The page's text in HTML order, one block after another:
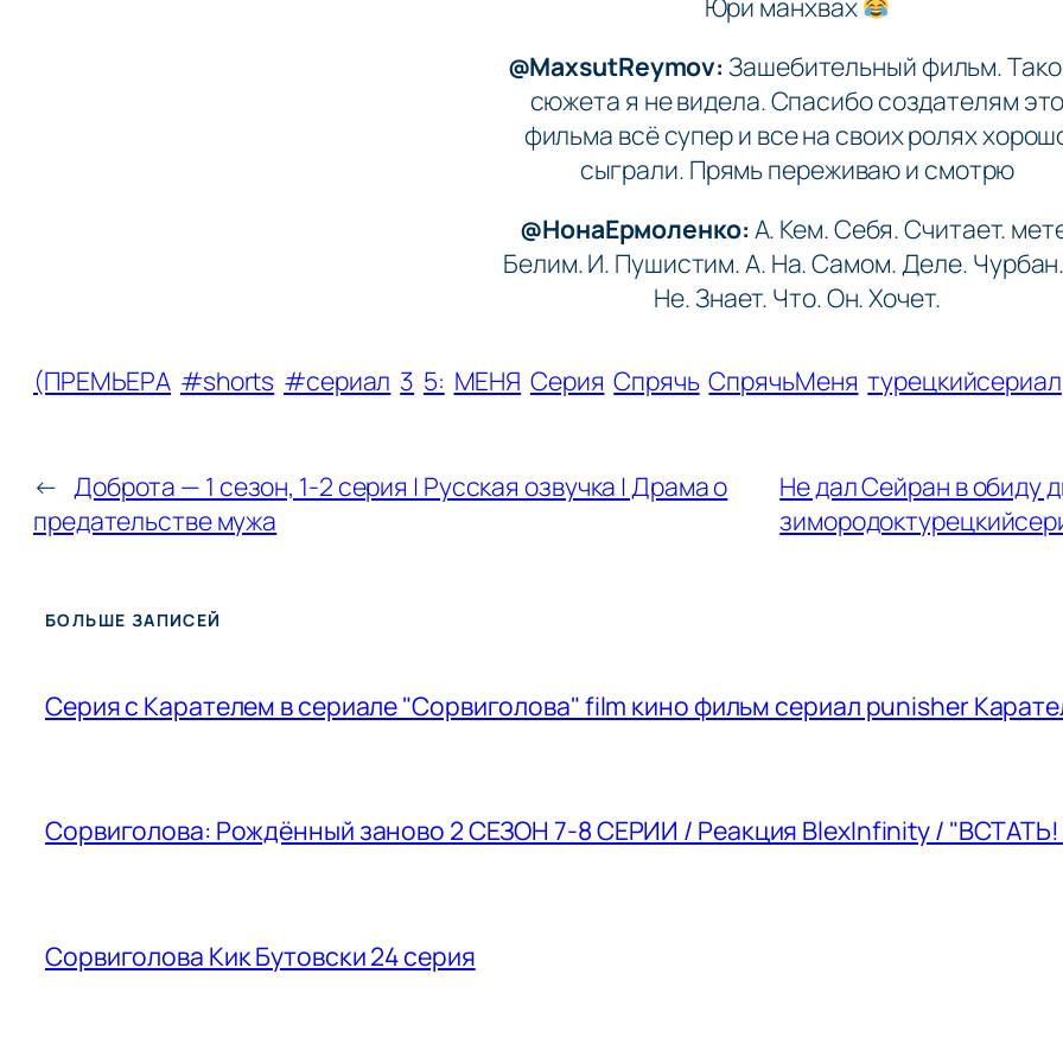
@MaxsutReymov: Зашебительный фильм.
сюжета я не видела. Спасибо создателям это
фильма всё супер и все на своих ролях
сыграли. Прямь переживаю и смотрю
@НонаЕрмоленко: А. Кем. Себя. Считает.
Белим. И. Пушистим. А. На. Самом. Деле.
Не. Знает. Что. Он. Хочет.
(ПРЕМЬЕРА #shorts #сериал 3 5: МЕНЯ Серия Спрячь СпрячьМеня турецкийсериал
← Доброта — 1 сезон, 1-2 серия | Русская озвучка | Драма о
предательстве мужа
Не дал Сейран в обиду
БОЛЬШЕ ЗАПИСЕЙ
Серия с Карателем в сериале "Сорвиголова" film кино фильм сериал punisher
Сорвиголова: Рождённый заново 2 СЕЗОН 7-8 СЕРИИ / Реакция BlexInfinity /
Сорвиголова Кик Бутовски 24 серия